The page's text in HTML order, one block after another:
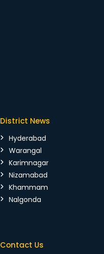
District News
Hyderabad
Warangal
Karimnagar
Nizamabad
Khammam
Nalgonda
Contact Us